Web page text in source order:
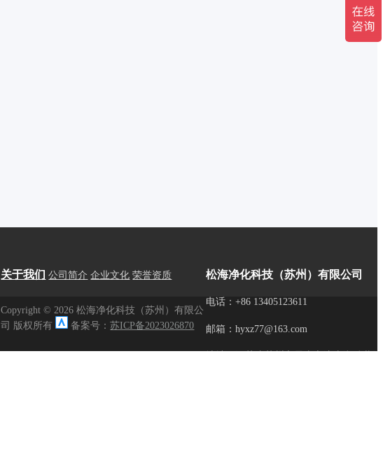
关于我们 公司简介 企业文化 荣誉资质 松海净化科技（苏州）有限公司
电话：+86 13405123611
邮箱：hyxz77@163.com
Copyright © 2026 松海净化科技（苏州）有限公
司 版权所有
备案号：苏ICP备2023026870